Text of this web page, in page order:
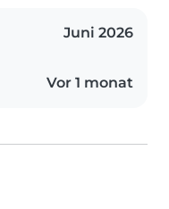
Juni 2026
Vor 1 monat